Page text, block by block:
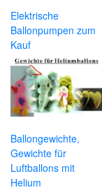
Elektrische
Ballonpumpen zum
Kauf
Ballongewichte,
Gewichte für
Luftballons mit
Helium